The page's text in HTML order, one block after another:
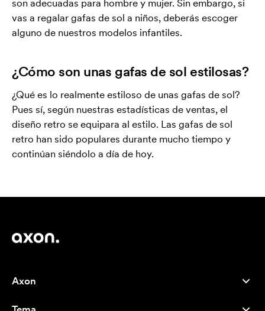
son adecuadas para hombre y mujer. Sin embargo, si
vas a regalar gafas de sol a niños, deberás escoger
alguno de nuestros modelos infantiles.
¿Cómo son unas gafas de sol estilosas?
¿Qué es lo realmente estiloso de unas gafas de sol?
Pues sí, según nuestras estadísticas de ventas, el
diseño retro se equipara al estilo. Las gafas de sol
retro han sido populares durante mucho tiempo y
continúan siéndolo a día de hoy.
Axon